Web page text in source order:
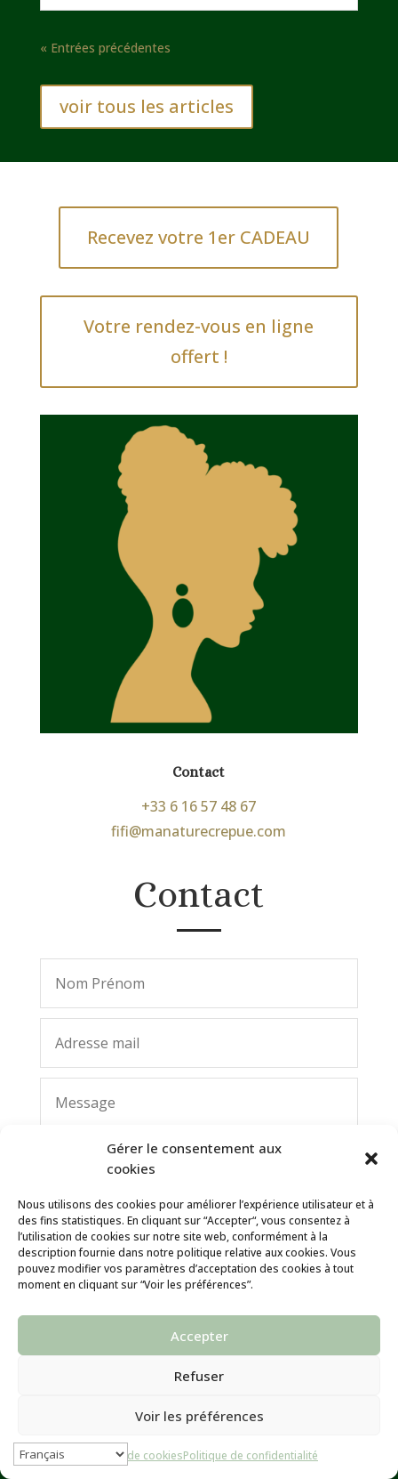
Gérer le consentement aux
cookies
Nous utilisons des cookies pour améliorer l’expérience utilisateur et à
des fins statistiques. En cliquant sur “Accepter“, vous consentez à
l’utilisation de cookies sur notre site web, conformément à la
description fournie dans notre politique relative aux cookies. Vous
pouvez modifier vos paramètres d’acceptation des cookies à tout
moment en cliquant sur “Voir les préférences”.
Accepter
Refuser
Voir les préférences
Politique de cookiesPolitique de confidentialité
« Entrées précédentes
voir tous les articles
Recevez votre 1er CADEAU
Votre rendez-vous en ligne
offert !
Contact
+33 6 16 57 48 67
fifi@manaturecrepue.com
Contact
Notre entreprise s'engage et signe pour le respect
votre vie privée et la protection de vos données
personnelles !
le cadre de la relation commerciale qui peut en